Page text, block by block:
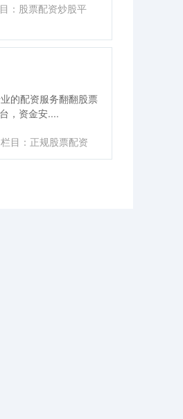
： 股票配资炒股平
的配资服务翻翻股票
，资金安....
栏目： 正规股票配资